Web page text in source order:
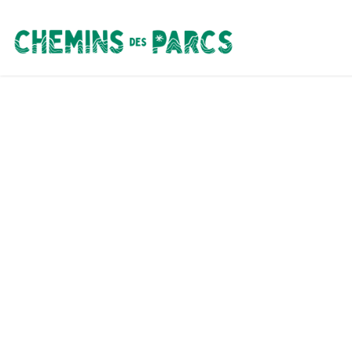
Chemins des Parcs